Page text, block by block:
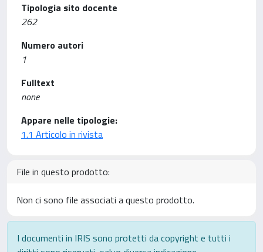
Tipologia sito docente
262
Numero autori
1
Fulltext
none
Appare nelle tipologie:
1.1 Articolo in rivista
File in questo prodotto:
Non ci sono file associati a questo prodotto.
I documenti in IRIS sono protetti da copyright e tutti i